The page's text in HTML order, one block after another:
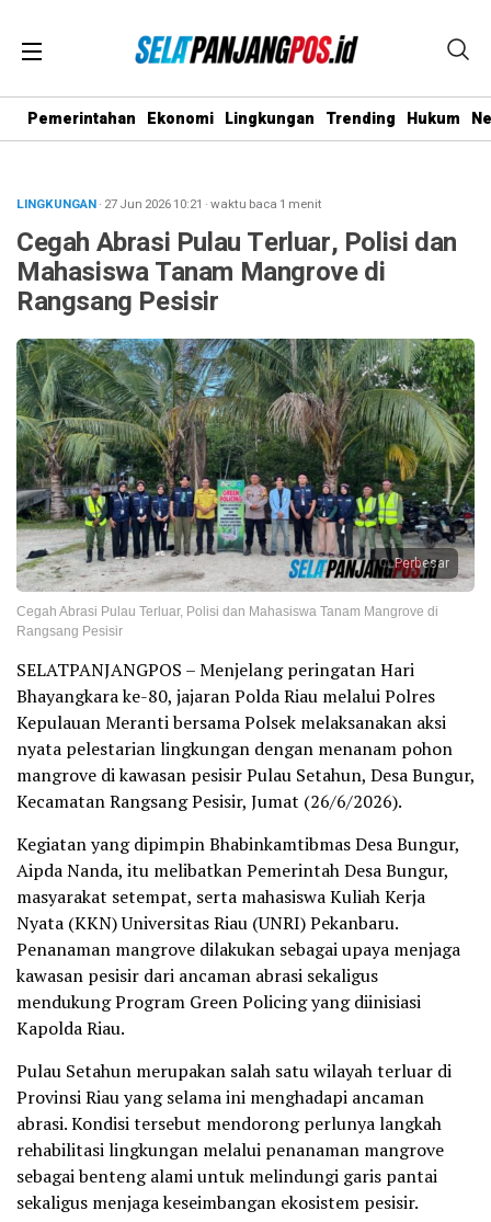
Pemerintahan Ekonomi Lingkungan Trending Hukum
LINGKUNGAN· 27 Jun 202610:21 ·waktu baca 1 menit
Cegah Abrasi Pulau Terluar, Polisi dan
Mahasiswa Tanam Mangrove di
Rangsang Pesisir
Perbesar
Cegah Abrasi Pulau Terluar, Polisi dan Mahasiswa Tanam Mangrove di
Rangsang Pesisir
SELATPANJANGPOS – Menjelang peringatan Hari
Bhayangkara ke-80, jajaran Polda Riau melalui Polres
Kepulauan Meranti bersama Polsek melaksanakan aksi
nyata pelestarian lingkungan dengan menanam pohon
mangrove di kawasan pesisir Pulau Setahun, Desa Bungur,
Kecamatan Rangsang Pesisir, Jumat (26/6/2026).
Kegiatan yang dipimpin Bhabinkamtibmas Desa Bungur,
Aipda Nanda, itu melibatkan Pemerintah Desa Bungur,
masyarakat setempat, serta mahasiswa Kuliah Kerja
Nyata (KKN) Universitas Riau (UNRI) Pekanbaru.
Penanaman mangrove dilakukan sebagai upaya menjaga
kawasan pesisir dari ancaman abrasi sekaligus
mendukung Program Green Policing yang diinisiasi
Kapolda Riau.
Pulau Setahun merupakan salah satu wilayah terluar di
Provinsi Riau yang selama ini menghadapi ancaman
abrasi. Kondisi tersebut mendorong perlunya langkah
rehabilitasi lingkungan melalui penanaman mangrove
sebagai benteng alami untuk melindungi garis pantai
sekaligus menjaga keseimbangan ekosistem pesisir.